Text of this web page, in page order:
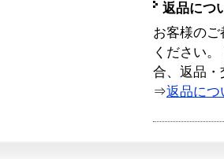
返品につ
お客様の
ください
合、返品・
⇒返品につ